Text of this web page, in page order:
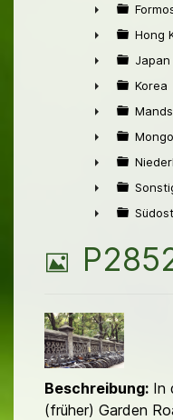
►
►
►
Hong
►
Japan
►
Korea
►
►
►
►
B
l
d
Beschreibung: In
(früher) Garden